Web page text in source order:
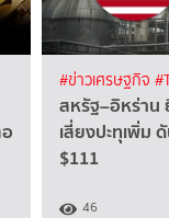
#ข่าวเศรษฐกิจ
สหรัฐ–อิหร่าน
เสี่ยงปะทุเพิ่ม
$111
46